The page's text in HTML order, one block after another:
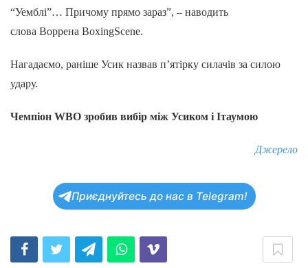
“Уемблі”… Причому прямо зараз”, – наводить
слова Воррена BoxingScene.
Нагадаємо, раніше Усик назвав п’ятірку силачів за силою
удару.
Чемпіон WBO зробив вибір між Усиком і Ітаумою
Джерело
Приєднуйтесь до нас в Telegram!